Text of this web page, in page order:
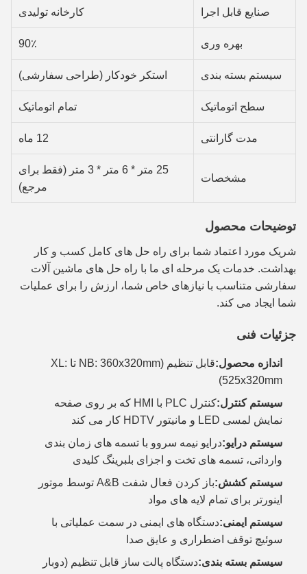
صنایع قابل اجرا کارخانه تولیدی
بهره وری 90٪
سیستم بسته بندی استکر خودکار (طراحی سفارشی)
سطح اتوماتیک تمام اتوماتیک
مدت گارانتی 12 ماه
مشخصات
25 متر * 6 متر * 3 متر (فقط برای
مرجع)
توضیحات محصول
شریک مورد اعتماد شما برای راه حل های کامل کسب و کار
بهداشت. خدمات یک مرحله ای ما با راه حل های ماشین آلات
سفارشی متناسب با نیازهای خاص شما، ارزش را برای عملیات
شما ایجاد می کند.
جزئیات فنی
اندازه محصول:
قابل تنظیم (NB: 360x320mm تا XL:
525x320mm)
سیستم کنترل:
کنترل PLC با HMI که بر روی صفحه
نمایش لمسی LED و مانیتور HDTV کار می کند
سیستم درایو:درایو نیمه سروو با تسمه های زمان بندی
وارداتی، تسمه های تخت و اجزای بلبرینگ کلیدی
سیستم کشش:
باز کردن فعال شفت A&B توسط موتور
اینورتر برای تمام لایه های مواد
سیستم ایمنی:دستگاه های ایمنی در سمت عملیاتی با
سوئیچ توقف اضطراری و عایق صدا
سیستم بسته بندی:دستگاه پالت ساز قابل تنظیم (دوبار